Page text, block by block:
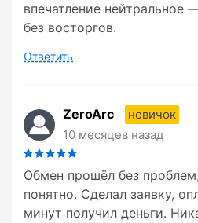
впечатление нейтральное
без восторгов.
Ответить
ZeroArc
новичок
10 месяцев назад
Обмен прошёл без
понятно. Сделал заявку,
минут получил деньги.